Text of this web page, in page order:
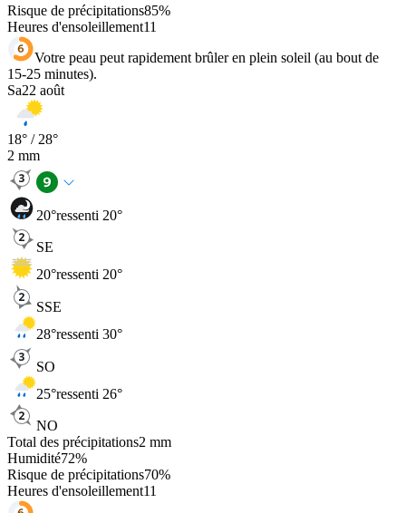
Risque de précipitations85%
Heures d'ensoleillement11
Votre peau peut rapidement brûler en plein soleil (au bout de
15-25 minutes).
Sa22 août
18° / 28°
2 mm
20°ressenti 20°
SE
20°ressenti 20°
SSE
28°ressenti 30°
SO
25°ressenti 26°
NO
Total des précipitations2 mm
Humidité72%
Risque de précipitations70%
Heures d'ensoleillement11